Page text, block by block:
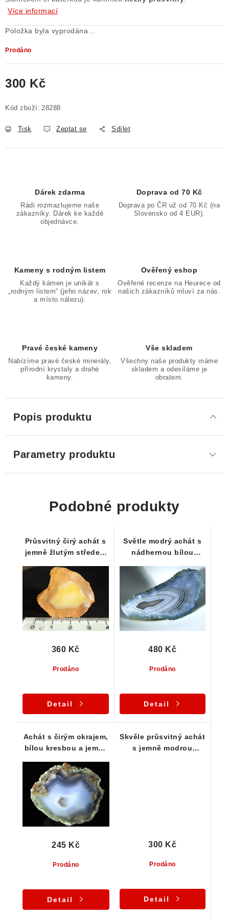
Poučení o právu na odstoupení od smlouvy
Více informací
Položka byla vyprodána…
Prodáno
300 Kč
Kód zboží: 28288
Tisk Zeptat se Sdílet
Dárek zdarma
Rádi rozmazlujeme naše
zákazníky. Dárek ke každé
objednávce.
Doprava od 70 Kč
Doprava po ČR už od 70 Kč (na
Slovensko od 4 EUR).
Kameny s rodným listem
Každý kámen je unikát s
„rodným listem“ (jeho název, rok
a místo nálezu).
Ověřený eshop
Ověřené recenze na Heurece od
našich zákazníků mluví za nás.
Pravé české kameny
Nabízíme pravé české minerály,
přírodní krystaly a drahé
kameny.
Vše skladem
Všechny naše produkty máme
skladem a odesíláme je
obratem.
Popis produktu
Parametry produktu
Podobné produkty
Průsvitný čirý achát s
jemně žlutým středem
Prodáno
360 Kč
Detail
Světle modrý achát s
nádhernou bílou
Prodáno
480 Kč
Detail
Achát s čirým okrajem,
bílou kresbou a jemně
Prodáno
245 Kč
Detail
Skvěle průsvitný achát
s jemně modrou
Prodáno
300 Kč
Detail